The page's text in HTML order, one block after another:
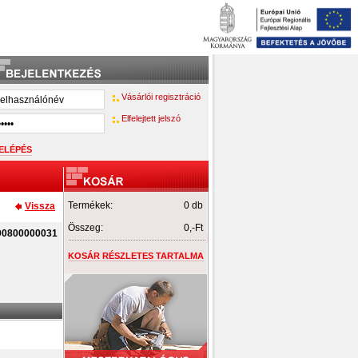
Vásárlói regisztráció
Elfelejtett jelszó
Vissza Termékek:
0 db
Összeg:
0,-Ft
KOSÁR RÉSZLETES TARTALMA